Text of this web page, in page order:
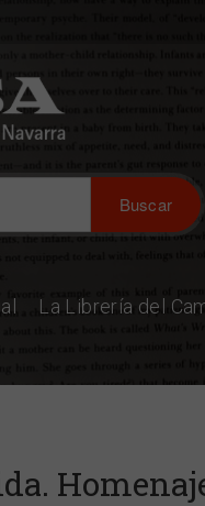
La Librería del